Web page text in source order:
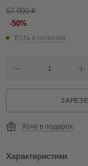
67 900₽
-50%
Есть в наличии
Хочу в подарок
Характеристики